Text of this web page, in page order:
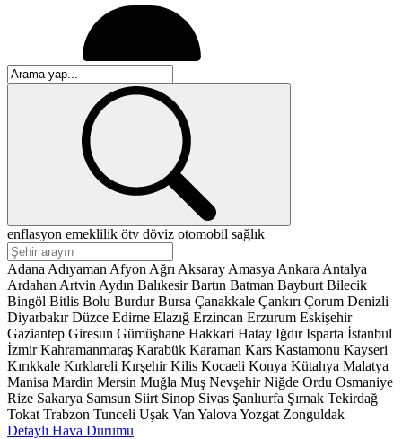
enflasyon emeklilik ötv döviz otomobil sağlık
Adana Adıyaman Afyon Ağrı Aksaray Amasya Ankara Antalya
Ardahan Artvin Aydın Balıkesir Bartın Batman Bayburt Bilecik
Bingöl Bitlis Bolu Burdur Bursa Çanakkale Çankırı Çorum Denizli
Diyarbakır Düzce Edirne Elazığ Erzincan Erzurum Eskişehir
Gaziantep Giresun Gümüşhane Hakkari Hatay Iğdır Isparta İstanbul
İzmir Kahramanmaraş Karabük Karaman Kars Kastamonu Kayseri
Kırıkkale Kırklareli Kırşehir Kilis Kocaeli Konya Kütahya Malatya
Manisa Mardin Mersin Muğla Muş Nevşehir Niğde Ordu Osmaniye
Rize Sakarya Samsun Siirt Sinop Sivas Şanlıurfa Şırnak Tekirdağ
Tokat Trabzon Tunceli Uşak Van Yalova Yozgat Zonguldak
Detaylı Hava Durumu